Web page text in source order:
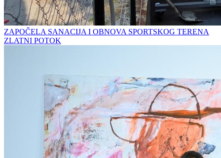
ZAPOČELA SANACIJA I OBNOVA SPORTSKOG TERENA
ZLATNI POTOK